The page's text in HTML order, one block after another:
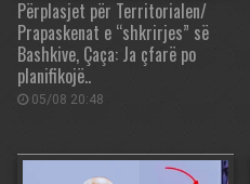
Përplasjet për Territorialen/
Prapaskenat e “shkrirjes” së
Bashkive, Çaça: Ja çfarë po
planifikojë..
05/08 20:48